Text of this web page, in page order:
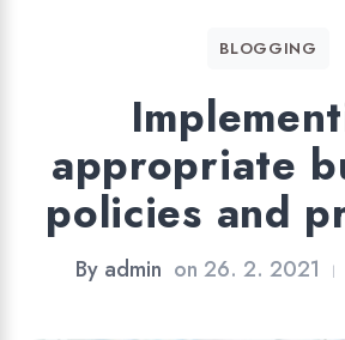
BLOGGING
appropriate
policies and
By admin on 26. 2. 2021 |